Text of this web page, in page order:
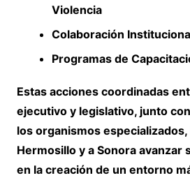
Violencia
Colaboración
Programas de
Estas acciones coordinadas
ejecutivo y legislativo, junto
los organismos
Hermosillo y a Sonora avanzar
en la creación de un entorno